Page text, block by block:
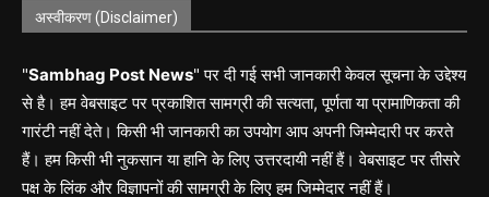
अस्वीकरण (Disclaimer)
"Sambhag Post News" पर दी गई सभी जानकारी केवल सूचना के उद्देश्य
से है। हम वेबसाइट पर प्रकाशित सामग्री की सत्यता, पूर्णता या प्रामाणिकता की
गारंटी नहीं देते। किसी भी जानकारी का उपयोग आप अपनी जिम्मेदारी पर करते
हैं। हम किसी भी नुकसान या हानि के लिए उत्तरदायी नहीं हैं। वेबसाइट पर तीसरे
पक्ष के लिंक और विज्ञापनों की सामग्री के लिए हम जिम्मेदार नहीं हैं।